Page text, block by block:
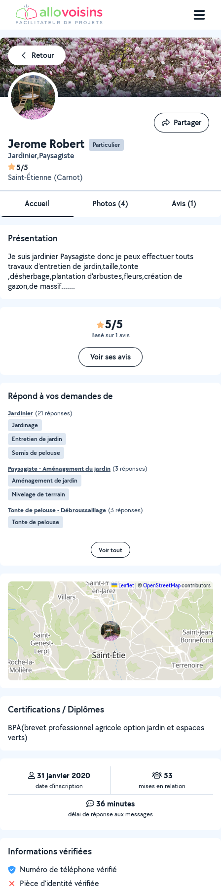
Retour
Jerome Robert Particulier
Jardinier,Paysagiste
5/5
Saint-Étienne (Carnot)
Partager
Partager
Accueil Photos (4) Avis (1)
Présentation
Je suis jardinier Paysagiste donc je peux effectuer touts
travaux d'entretien de jardin,taille,tonte
,désherbage,plantation d'arbustes,fleurs,création de
gazon,de massif.......
5/5
Basé sur 1 avis
Voir ses avis
Répond à vos demandes de
Jardinier (21 réponses)
Jardinage
Entretien de jardin
Semis de pelouse
Paysagiste - Aménagement du jardin (3 réponses)
Aménagement de jardin
Nivelage de terrrain
Tonte de pelouse - Débroussaillage (3 réponses)
Tonte de pelouse
Voir tout
Leaflet ©OpenStreetMapcontributors
Certifications / Diplômes
BPA(brevet professionnel agricole option jardin et espaces
verts)
31 janvier 2020
date d’inscription
53
mises en relation
36 minutes
délai de réponse aux messages
Informations vérifiées
Numéro de téléphone vérifié
Pièce d'identité vérifiée